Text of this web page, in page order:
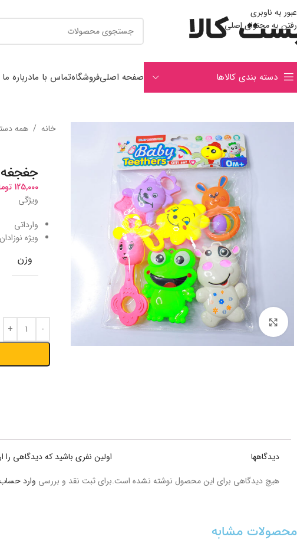
عبور به ناوبری
رفتن به محتوای اصلی
دسته بندی کالاها صفحه اصلیفروشگاهتماس با مادرباره ما
بزرگنمایی تصویر
خانه / همه
125,000
ویژگی
وارداتی
ویژه نوزادان
وزن
دیدگاهها
هیچ دیدگاهی برای این محصول نوشته نشده است.
اولین نفری باشید که دیدگاهی
برای ثبت نقد و بررسی وارد
محصولات مشابه